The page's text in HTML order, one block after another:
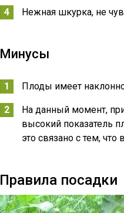
Нежная шкурка, не
Минусы
Плоды имеет
На данный момент,
высокий показатель
это связано с тем,
Правила посадки